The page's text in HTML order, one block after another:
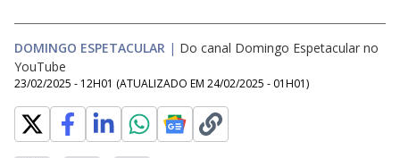
DOMINGO ESPETACULAR | Do canal Domingo Espetacular no
YouTube
23/02/2025 - 12H01 (ATUALIZADO EM 24/02/2025 - 01H01)